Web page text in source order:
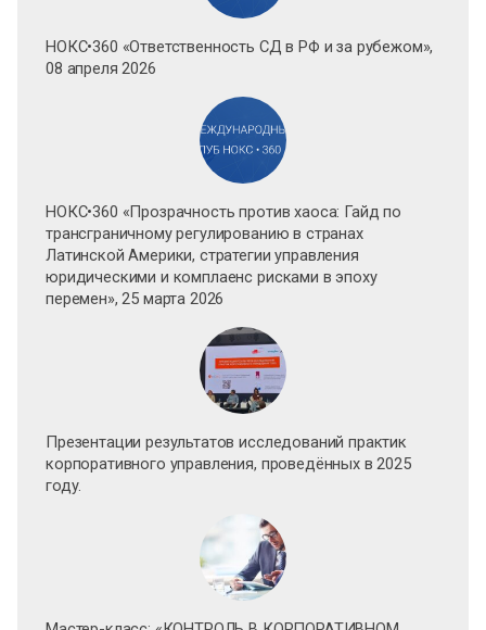
НОКС•360 «Ответственность СД в РФ и за рубежом»,
08 апреля 2026
НОКС•360 «Прозрачность против хаоса: Гайд по
трансграничному регулированию в странах
Латинской Америки, стратегии управления
юридическими и комплаенс рисками в эпоху
перемен», 25 марта 2026
Презентации результатов исследований практик
корпоративного управления, проведённых в 2025
году.